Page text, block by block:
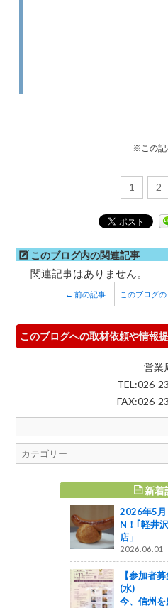
※この記
1 2
このブログ内の関連記事
関連記事はありません。
← 前の記事 このブログ
このブログへの取材依頼や情報
営業
TEL:026-
FAX:026-
新着
2026年5月
N！｢軽井
店」
2026.06.01
【参加者
(水)
今、信州